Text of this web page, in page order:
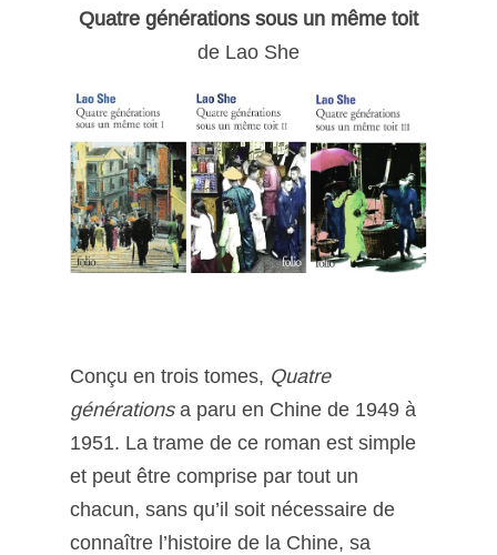
Quatre générations sous un même toit
de Lao She
Conçu en trois tomes, Quatre
générationsa paru en Chine de 1949 à
1951. La trame de ce roman est simple
et peut être comprise par tout un
chacun, sans qu’il soit nécessaire de
connaître l’histoire de la Chine, sa